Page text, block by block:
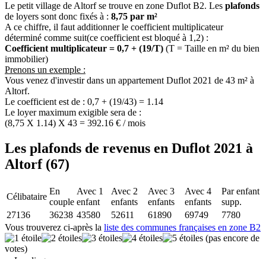
Le petit village de Altorf se trouve en zone Duflot B2. Les plafonds
de loyers sont donc fixés à : 8,75 par m²
A ce chiffre, il faut additionner le coefficient multiplicateur
déterminé comme suit(ce coefficient est bloqué à 1,2) :
Coefficient multiplicateur = 0,7 + (19/T) (T = Taille en m² du bien
immobilier)
Prenons un exemple :
Vous venez d'investir dans un appartement Duflot 2021 de 43 m² à
Altorf.
Le coefficient est de : 0,7 + (19/43) = 1.14
Le loyer maximum exigible sera de :
(8,75 X 1.14) X 43 = 392.16 € / mois
Les plafonds de revenus en Duflot 2021 à
Altorf (67)
Célibataire
En
couple
Avec 1
enfant
Avec 2
enfants
Avec 3
enfants
Avec 4
enfants
Par enfant
supp.
27136
36238 43580 52611 61890 69749
7780
Vous trouverez ci-après la liste des communes françaises en zone B2
(pas encore de
votes)